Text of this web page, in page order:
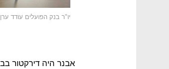
יו"ר בנק הפועלים עודד ערן